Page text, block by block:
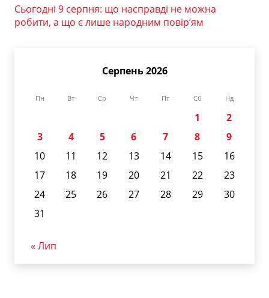
Сьогодні 9 серпня: що насправді не можна
робити, а що є лише народним повір’ям
Серпень 2026
Пн Вт Ср Чт Пт Сб Нд
1
2
3
4 5 6 7 8
9
10
11 12 13 14 15
16
17
18 19 20 21 22
23
24
25 26 27 28 29
30
31
« Лип